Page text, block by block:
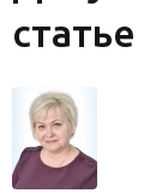
статье